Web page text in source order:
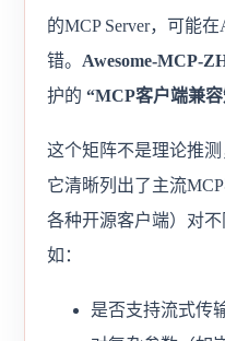
的MCP Server，可能
错。 Awesome-MCP-
护的 “MCP客户端兼
这个矩阵不是理论推
它清晰列出了主流
各种开源客户端）对不
如：
是否支持流式传